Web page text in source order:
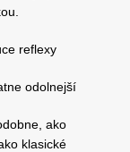
reflexy
odolnejší
ako
klasické